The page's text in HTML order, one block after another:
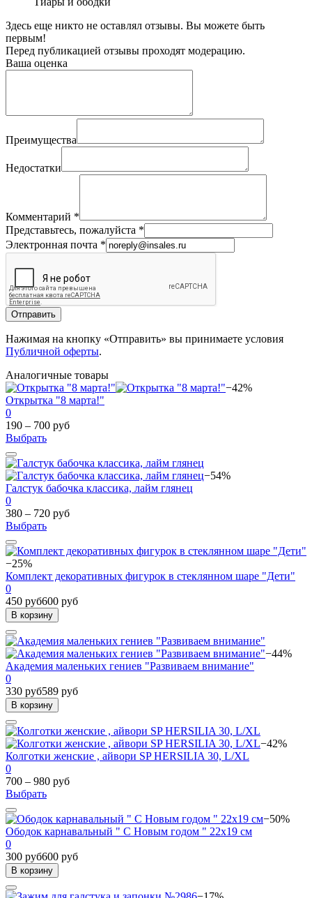
Здесь еще никто не оставлял отзывы. Вы можете быть
первым!
Перед публикацией отзывы проходят модерацию.
Ваша оценка
Преимущества
Недостатки
Комментарий *
Представьтесь, пожалуйста *
Электронная почта *
Отправить
Нажимая на кнопку «Отправить» вы принимаете условия
Публичной оферты.
Аналогичные товары
−42%
Открытка "8 марта!"
0
190 – 700 руб
Выбрать
−54%
Галстук бабочка классика, лайм глянец
0
380 – 720 руб
Выбрать
−25%
Комплект декоративных фигурок в стеклянном шаре "Дети"
0
450 руб600 руб
В корзину
−44%
Академия маленьких гениев "Развиваем внимание"
0
330 руб589 руб
В корзину
−42%
Колготки женские , айвори SP HERSILIA 30, L/XL
0
700 – 980 руб
Выбрать
−50%
Ободок карнавальный " С Новым годом " 22х19 см
0
300 руб600 руб
В корзину